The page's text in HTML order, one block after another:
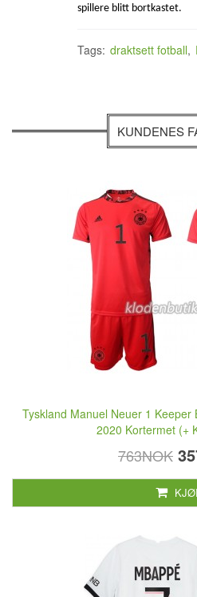
spillere blitt bortkastet.
Tags: draktsett fotball,
KUNDENES
Tyskland Manuel Neuer 1
2020 Kortermet (+
763NOK